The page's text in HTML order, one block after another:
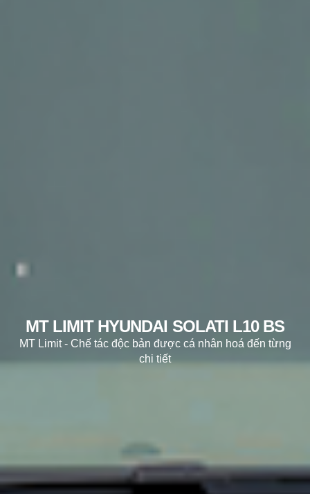
MT LIMIT HYUNDAI SOLATI L10 BS
MT Limit - Chế tác độc bản được cá nhân hoá đến từng
chi tiết